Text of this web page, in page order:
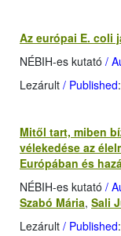
Az európai E. coli
NÉBIH-es kutató /
Lezárult / Published
Mitől tart, miben
vélekedése az
Európában és
NÉBIH-es kutató /
Szabó Mária, Sali
Lezárult / Published